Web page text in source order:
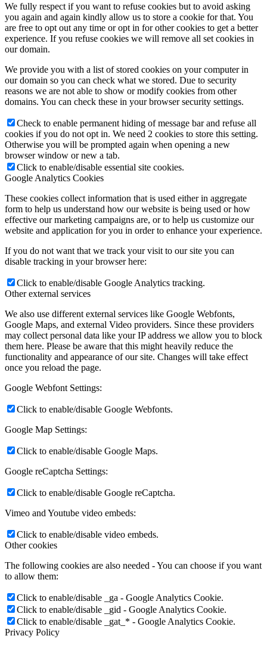
We fully respect if you want to refuse cookies but to avoid asking
you again and again kindly allow us to store a cookie for that. You
are free to opt out any time or opt in for other cookies to get a better
experience. If you refuse cookies we will remove all set cookies in
our domain.
We provide you with a list of stored cookies on your computer in
our domain so you can check what we stored. Due to security
reasons we are not able to show or modify cookies from other
domains. You can check these in your browser security settings.
Check to enable permanent hiding of message bar and refuse all
cookies if you do not opt in. We need 2 cookies to store this setting.
Otherwise you will be prompted again when opening a new
browser window or new a tab.
Click to enable/disable essential site cookies.
Google Analytics Cookies
These cookies collect information that is used either in aggregate
form to help us understand how our website is being used or how
effective our marketing campaigns are, or to help us customize our
website and application for you in order to enhance your experience.
If you do not want that we track your visit to our site you can
disable tracking in your browser here:
Click to enable/disable Google Analytics tracking.
Other external services
We also use different external services like Google Webfonts,
Google Maps, and external Video providers. Since these providers
may collect personal data like your IP address we allow you to block
them here. Please be aware that this might heavily reduce the
functionality and appearance of our site. Changes will take effect
once you reload the page.
Google Webfont Settings:
Click to enable/disable Google Webfonts.
Google Map Settings:
Click to enable/disable Google Maps.
Google reCaptcha Settings:
Click to enable/disable Google reCaptcha.
Vimeo and Youtube video embeds:
Click to enable/disable video embeds.
Other cookies
The following cookies are also needed - You can choose if you want
to allow them:
Click to enable/disable _ga - Google Analytics Cookie.
Click to enable/disable _gid - Google Analytics Cookie.
Click to enable/disable _gat_* - Google Analytics Cookie.
Privacy Policy